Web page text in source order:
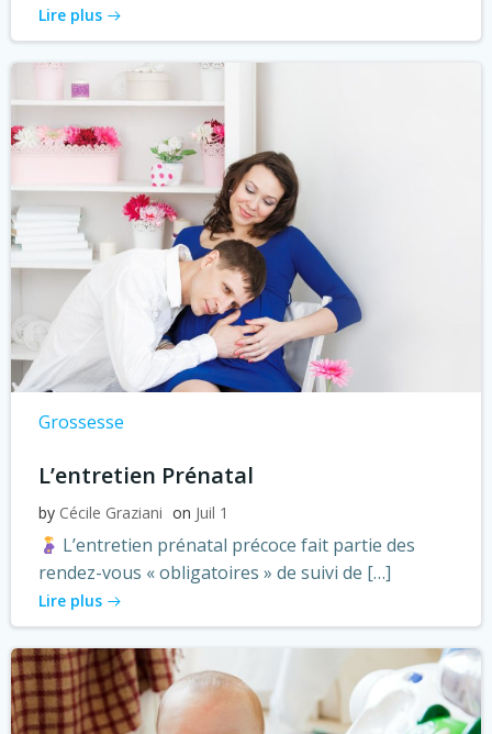
Lire plus
Grossesse
L’entretien Prénatal
by Cécile Graziani on Juil 1
L’entretien prénatal précoce fait partie des
rendez-vous « obligatoires » de suivi de […]
Lire plus